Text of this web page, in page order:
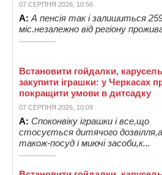
07 СЕРПНЯ 2026, 10:56
А: А пенсія так і залишиться
міс.незалежно від регіону
Встановити гойдалки, карусель
закупити іграшки: у Черкасах
покращити умови в дитсадку
07 СЕРПНЯ 2026, 10:09
А: Споконвіку іграшки і все,що
стосується дитячого дозвілля,а
також-посуд і миючі засоби,к...